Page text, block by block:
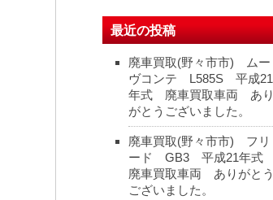
最近の投稿
廃車買取(野々市市) ムー
ヴコンテ L585S 平成21
年式 廃車買取車両 あり
がとうございました。
廃車買取(野々市市) フリ
ード GB3 平成21年式
廃車買取車両 ありがとう
ございました。